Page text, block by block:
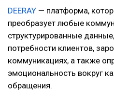
DEERAY — платформа,
преобразует любые
структурированные
потребности клиентов,
коммуникациях, а также
эмоциональность вокруг
обращения.